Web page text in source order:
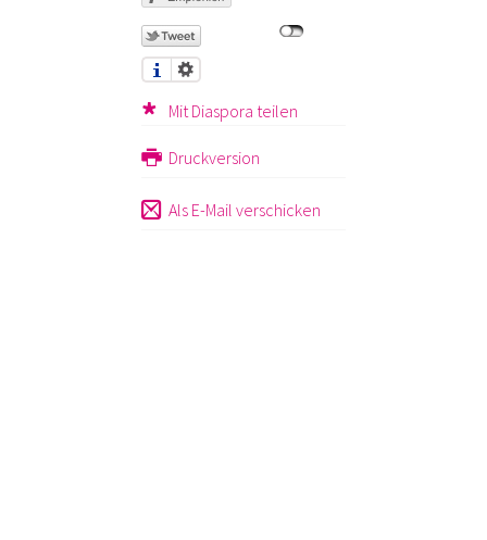
Mit Diaspora teilen
Druckversion
Als E-Mail verschicken